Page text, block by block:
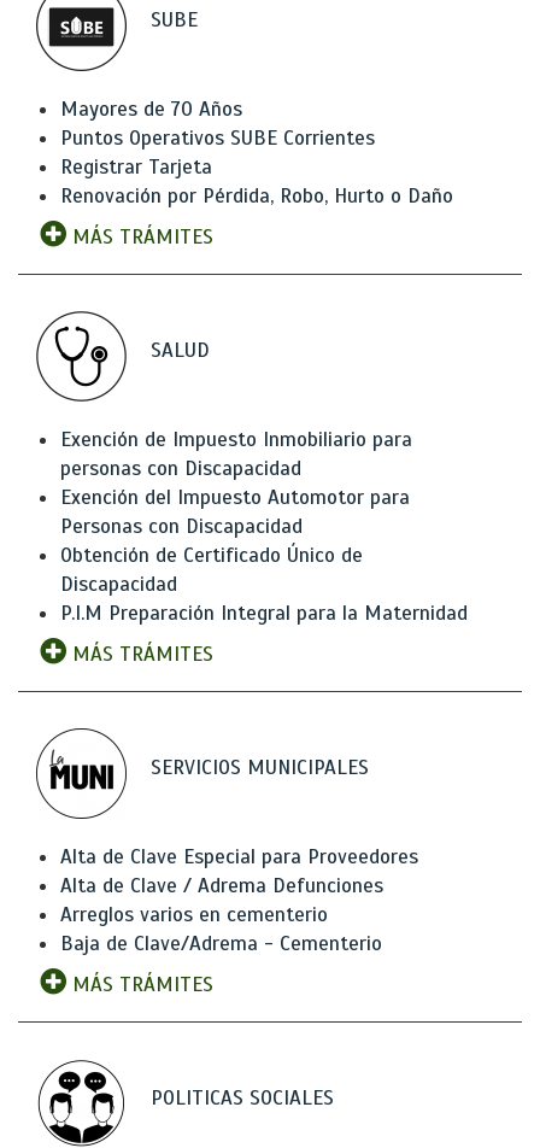
SUBE
Mayores de 70 Años
Puntos Operativos SUBE Corrientes
Registrar Tarjeta
Renovación por Pérdida, Robo, Hurto o Daño
MÁS TRÁMITES
SALUD
Exención de Impuesto Inmobiliario para
personas con Discapacidad
Exención del Impuesto Automotor para
Personas con Discapacidad
Obtención de Certificado Único de
Discapacidad
P.I.M Preparación Integral para la Maternidad
MÁS TRÁMITES
SERVICIOS MUNICIPALES
Alta de Clave Especial para Proveedores
Alta de Clave / Adrema Defunciones
Arreglos varios en cementerio
Baja de Clave/Adrema - Cementerio
MÁS TRÁMITES
POLITICAS SOCIALES